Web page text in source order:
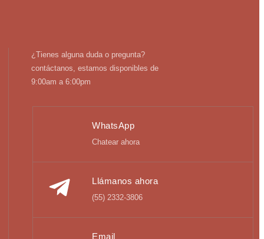
¿Tienes alguna duda o pregunta?
contáctanos, estamos disponibles de
9:00am a 6:00pm
WhatsApp
Chatear ahora
Llámanos ahora
(55) 2332-3806
Email